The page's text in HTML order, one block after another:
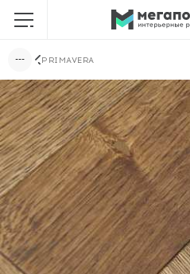
PRIMAVERA